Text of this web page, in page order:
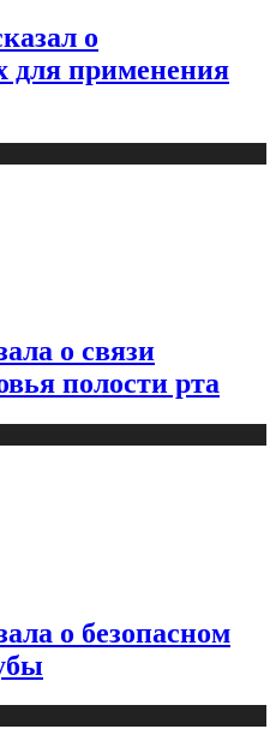
о
для применения
о связи
полости рта
о безопасном